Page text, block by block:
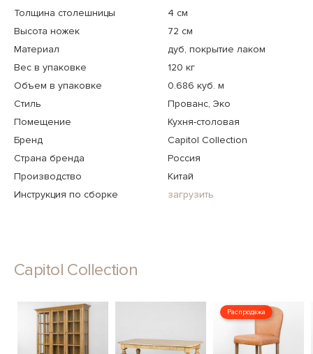
Толщина столешницы
4 см
Высота ножек
72 см
Материал
дуб, покрытие лаком
Вес в упаковке
120 кг
Объем в упаковке
0.686 куб. м
Стиль
Прованс, Эко
Помещение
Кухня-столовая
Бренд
Capitol Collection
Страна бренда
Россия
Производство
Китай
Инструкция по сборке
загрузить
Capitol Collection
Распродажа